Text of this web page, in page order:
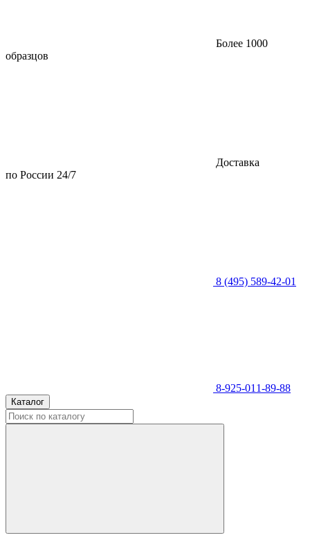
Более 1000
образцов
Доставка
по России 24/7
8 (495) 589-42-01
8-925-011-89-88
Каталог